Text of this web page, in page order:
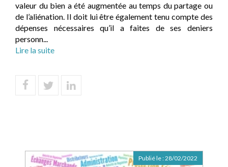
valeur du bien a été augmentée au temps du partage ou
de l’aliénation. Il doit lui être également tenu compte des
dépenses nécessaires qu’il a faites de ses deniers
personn...
Lire la suite
Publié le :28/02/2022